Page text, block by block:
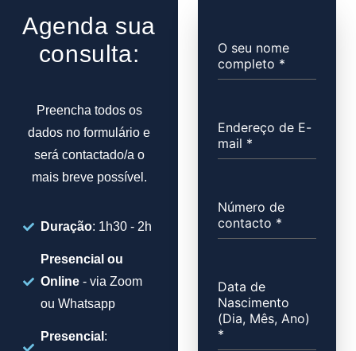
Agenda sua
consulta:
Preencha todos os
dados no formulário e
será contactado/a o
mais breve possível.
Duração: 1h30 - 2h
Presencial ou
Online - via Zoom
ou Whatsapp
Presencial :
O seu nome
completo *
Endereço de E-
mail *
Número de
contacto *
Data de
Nascimento
(Dia, Mês, Ano)
*